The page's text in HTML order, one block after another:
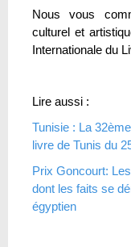
Nous vous
culturel et
Internationale du
Lire aussi :
Tunisie : La
livre de Tunis du
Prix Goncourt:
dont les faits se
égyptien